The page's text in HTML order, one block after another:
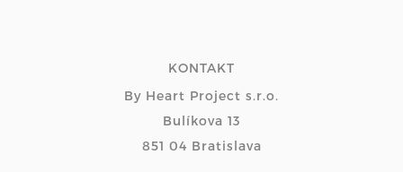
KONTAKT
By Heart Project s.r.o.
Bulíkova 13
851 04 Bratislava